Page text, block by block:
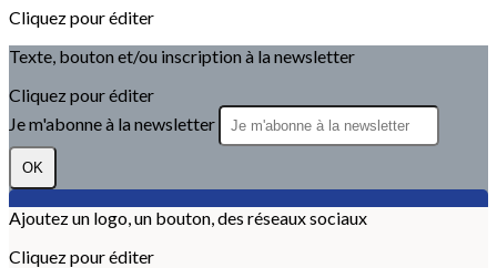
Cliquez pour éditer
Texte, bouton et/ou inscription à la newsletter
Cliquez pour éditer
Je m'abonne à la newsletter
OK
Ajoutez un logo, un bouton, des réseaux sociaux
Cliquez pour éditer